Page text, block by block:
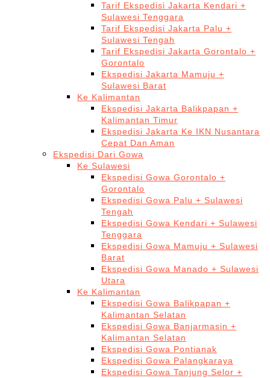
Tarif Ekspedisi Jakarta Kendari +
Sulawesi Tenggara
Tarif Ekspedisi Jakarta Palu +
Sulawesi Tengah
Tarif Ekspedisi Jakarta Gorontalo +
Gorontalo
Ekspedisi Jakarta Mamuju +
Sulawesi Barat
Ke Kalimantan
Ekspedisi Jakarta Balikpapan +
Kalimantan Timur
Ekspedisi Jakarta Ke IKN Nusantara
Cepat Dan Aman
Ekspedisi Dari Gowa
Ke Sulawesi
Ekspedisi Gowa Gorontalo +
Gorontalo
Ekspedisi Gowa Palu + Sulawesi
Tengah
Ekspedisi Gowa Kendari + Sulawesi
Tenggara
Ekspedisi Gowa Mamuju + Sulawesi
Barat
Ekspedisi Gowa Manado + Sulawesi
Utara
Ke Kalimantan
Ekspedisi Gowa Balikpapan +
Kalimantan Selatan
Ekspedisi Gowa Banjarmasin +
Kalimantan Selatan
Ekspedisi Gowa Pontianak
Ekspedisi Gowa Palangkaraya
Ekspedisi Gowa Tanjung Selor +